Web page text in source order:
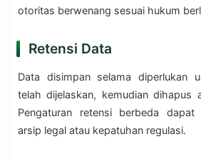
otoritas berwenang sesuai hukum
Retensi Data
Data disimpan selama diperlukan
telah dijelaskan, kemudian dihapus
Pengaturan retensi berbeda dapat
arsip legal atau kepatuhan regulasi.